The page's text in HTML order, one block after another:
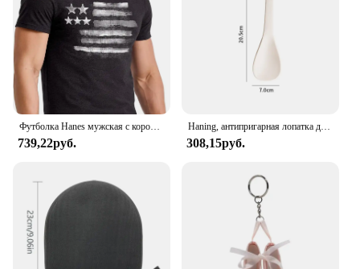
the same level of comfort and performance.
Whether you're looking for a set for personal use or
are a vendor or supplier seeking a reliable product
to offer your customers, these swim trunks are an
excellent choice. With their quick-drying
capabilities and adaptive design, they are an
essential addition to any summer wardrobe.
739,22руб.
Haning, антипригарная лопатка для риса, лопатка для риса, длинная глубокая ложка для супа, кухонная утварь, многофункциональная рисоварка
308,15руб.